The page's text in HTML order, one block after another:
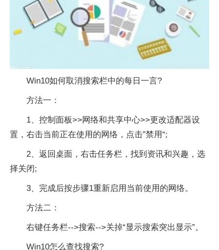
Win10如何取消搜索栏中的每日一言?
方法一：
1、控制面板>>网络和共享中心>>更改适配器设
置，右击当前正在使用的网络，点击”禁用“;
2、返回桌面，右击任务栏，找到资讯和兴趣，选
择关闭;
3、完成后按步骤1重新启用当前使用的网络。
方法二：
右键任务栏-->搜索-->关掉“显示搜索突出显示”。
Win10怎么查找搜索?